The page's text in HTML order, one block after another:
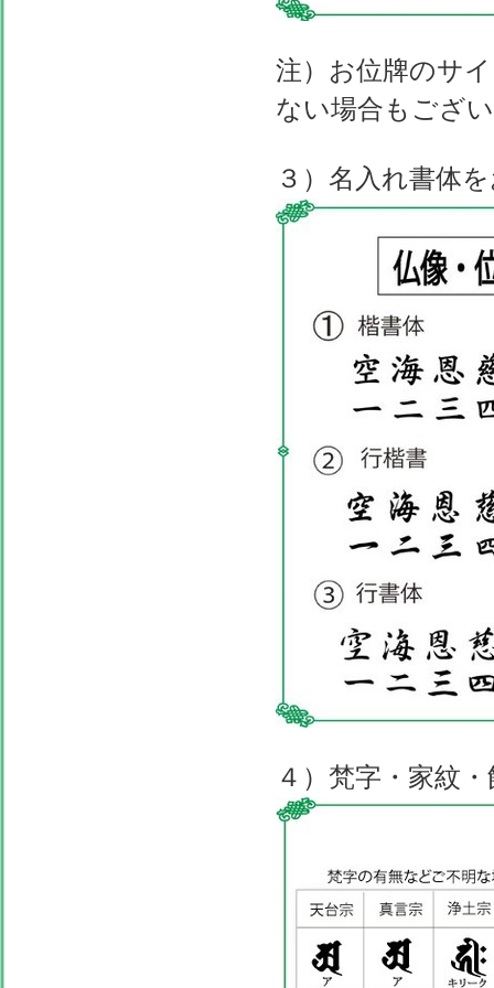
注）お位牌のサ
ない場合もござ
３）名入れ書体
４）梵字・家紋